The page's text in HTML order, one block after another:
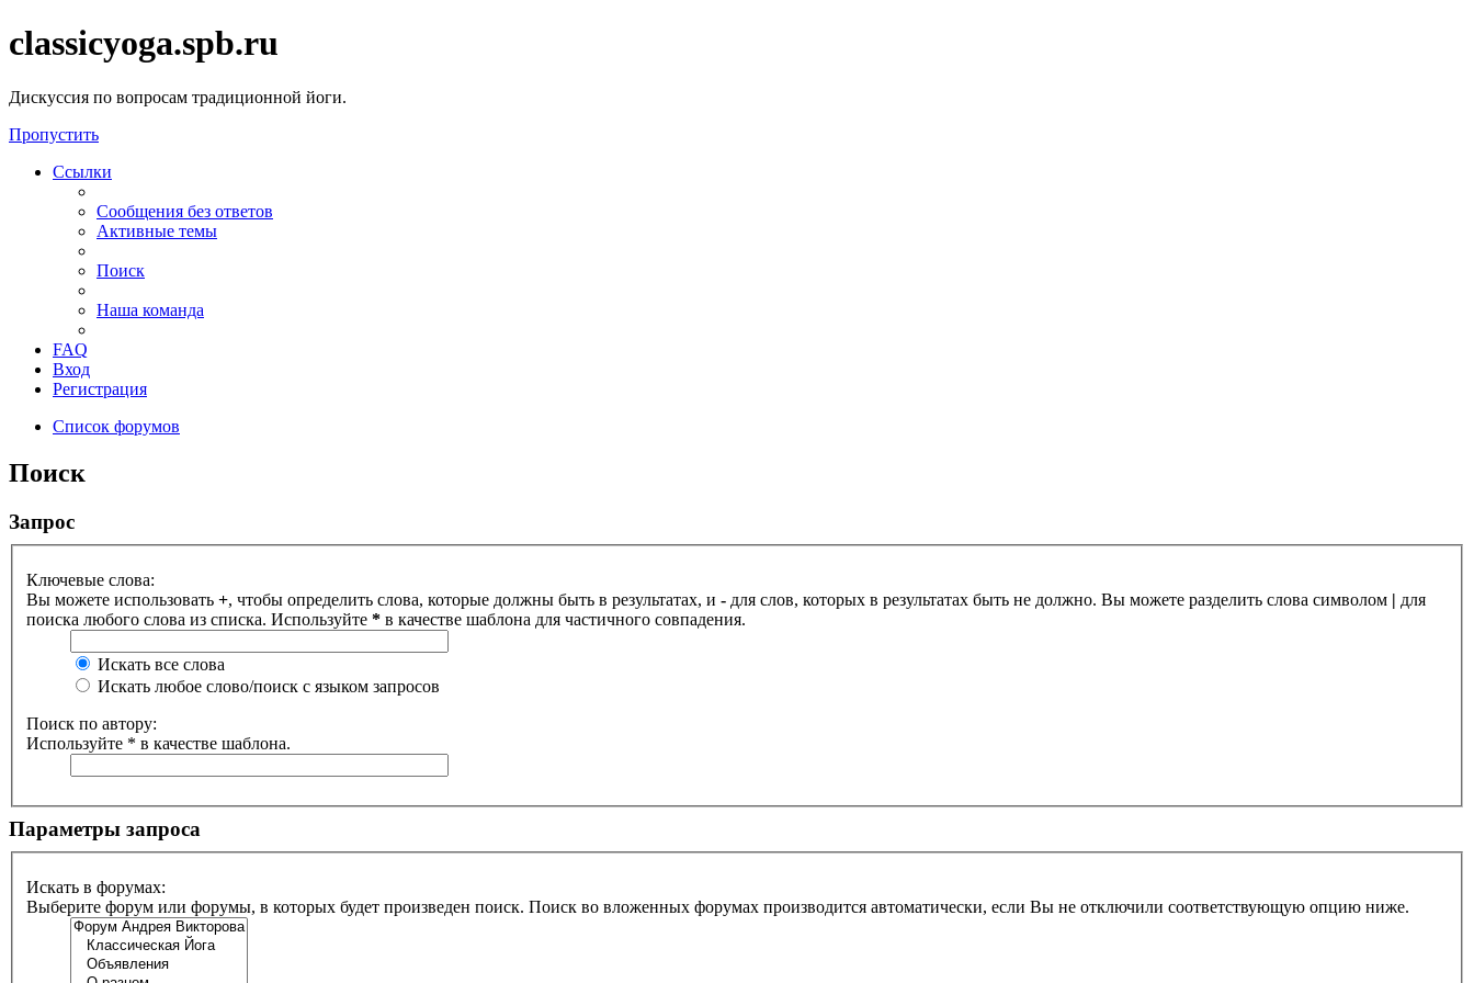
classicyoga.spb.ru
Дискуссия по вопросам традиционной йоги.
Пропустить
Ссылки
Сообщения без ответов
Активные темы
Поиск
Наша команда
FAQ
Вход
Регистрация
Список форумов
Поиск
Запрос
Ключевые слова:
Вы можете использовать +, чтобы определить слова, которые должны быть в результатах, и - для слов, которых в результатах быть не должно. Вы можете разделить слова символом | для
поиска любого слова из списка. Используйте * в качестве шаблона для частичного совпадения.
Искать все слова
Искать любое слово/поиск с языком запросов
Поиск по автору:
Используйте * в качестве шаблона.
Параметры запроса
Искать в форумах:
Выберите форум или форумы, в которых будет произведен поиск. Поиск во вложенных форумах производится автоматически, если Вы не отключили соответствующую опцию ниже.